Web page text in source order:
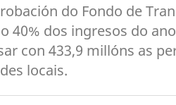
do Fondo de
40% dos ingresos do
con 433,9 millóns as
locais.